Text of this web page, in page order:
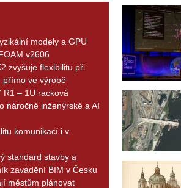
modely a GPU
v2606
zvyšuje flexibilitu při
přímo ve výrobě
R1 – 1U racková
náročné inženýrské a AI
komunikací i v
standard stavby a
zavádění BIM v Česku
městům plánovat